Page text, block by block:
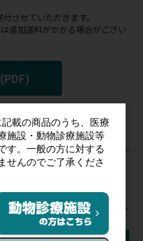
させていただきます。
追加送料がかかる場合がござい
す。
ます。ご購入ならびにお気に入